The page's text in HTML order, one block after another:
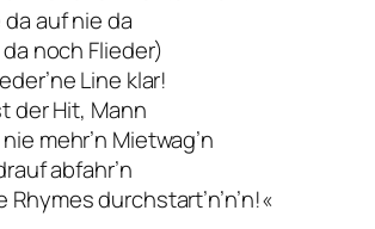
daaufnie da
noch Flieder)
Line klar!
der Hit, Mann
mehr’n Mietwag’n
abfahr’n
Rhymes durchstart’n’n’n!«